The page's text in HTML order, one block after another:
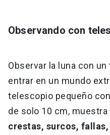
Observando con
Observar la luna con
entrar en un mundo
telescopio pequeño
de solo 10 cm,
crestas, surcos,